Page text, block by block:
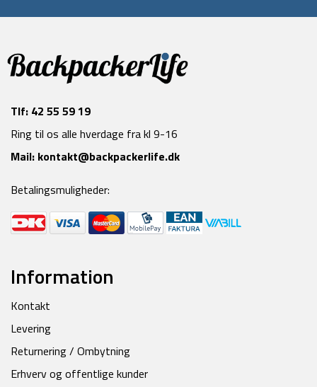
Tlf: 42 55 59 19
Ring til os alle hverdage fra kl 9-16
Mail: kontakt@backpackerlife.dk
Betalingsmuligheder:
Information
Kontakt
Levering
Returnering / Ombytning
Erhverv og offentlige kunder